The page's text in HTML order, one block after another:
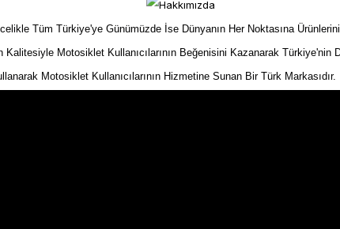
Tüm Türkiye'ye Günümüzde İse Dünyanın Her Noktasına
Kalitesiyle Motosiklet Kullanıcılarının Beğenisini Kazanarak
Motosiklet Kullanıcılarının Hizmetine Sunan Bir Türk Markasıdır.